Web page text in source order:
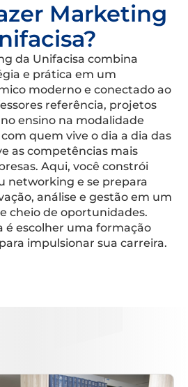
Marketing
da Unifacisa combina
e prática em um
moderno e conectado ao
referência, projetos
ensino na modalidade
quem vive o dia a dia das
as competências mais
Aqui, você constrói
networking e se prepara
análise e gestão em um
cheio de oportunidades.
é escolher uma formação
impulsionar sua carreira.